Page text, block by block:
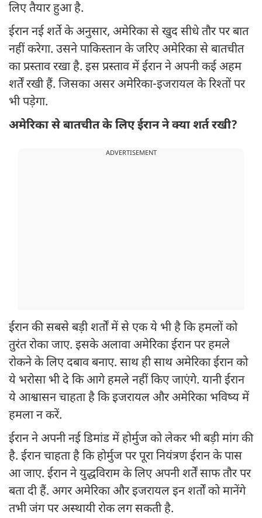
लिए तैयार हुआ है.
ईरान नई शर्ते के अनुसार, अमेरिका से खुद सीधे तौर पर बात
नहीं करेगा. उसने पाकिस्तान के जरिए अमेरिका से बातचीत
का प्रस्ताव रखा है. इस प्रस्ताव में ईरान ने अपनी कई अहम
शर्तें रखी हैं. जिसका असर अमेरिका-इजरायल के रिश्तों पर
भी पड़ेगा.
अमेरिका से बातचीत के लिए ईरान ने क्या शर्त रखी?
ADVERTISEMENT
ईरान की सबसे बड़ी शर्तों में से एक ये भी है कि हमलों को
तुरंत रोका जाए. इसके अलावा अमेरिका ईरान पर हमले
रोकने के लिए दबाव बनाए. साथ ही साथ अमेरिका ईरान को
ये भरोसा भी दे कि आगे हमले नहीं किए जाएंगे. यानी ईरान
ये आश्वासन चाहता है कि इजरायल और अमेरिका भविष्य में
हमला न करें.
ईरान ने अपनी नई डिमांड में होर्मुज को लेकर भी बड़ी मांग की
है. ईरान चाहता है कि होर्मुज पर पूरा नियंत्रण ईरान के पास
आ जाए. ईरान ने युद्धविराम के लिए अपनी शर्तें साफ तौर पर
बता दी हैं. अगर अमेरिका और इजरायल इन शर्तों को मानेंगे
तभी जंग पर अस्थायी रोक लग सकती है.